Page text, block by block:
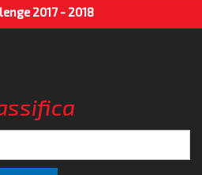
2017 - 2018